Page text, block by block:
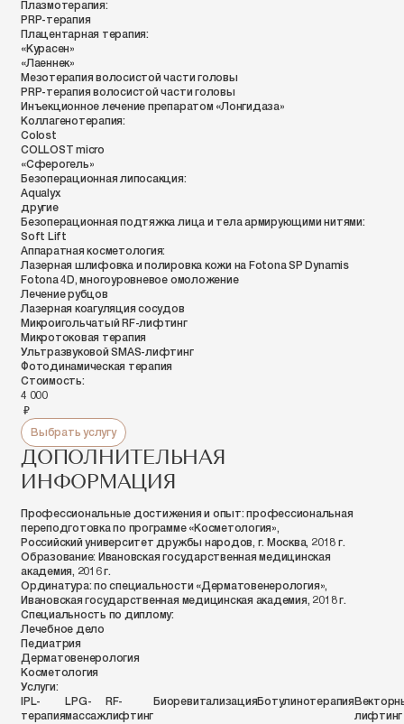
Плазмотерапия:
PRP-терапия
Плацентарная терапия:
«Курасен»
«Лаеннек»
Мезотерапия волосистой части головы
PRP-терапия волосистой части головы
Инъекционное лечение препаратом «Лонгидаза»
Коллагенотерапия:
Colost
COLLOST micro
«Сферогель»
Безоперационная липосакция:
Aqualyx
другие
Безоперационная подтяжка лица и тела армирующими нитями:
Soft Lift
Аппаратная косметология:
Лазерная шлифовка и полировка кожи на Fotona SP Dynamis
Fotona 4D, многоуровневое омоложение
Лечение рубцов
Лазерная коагуляция сосудов
МикроигольчатыйRF-лифтинг
Микротоковая терапия
УльтразвуковойSMAS-лифтинг
Фотодинамическая терапия
Стоимость:
4 000
руб.
Выбрать услугу
ДОПОЛНИТЕЛЬНАЯ
ИНФОРМАЦИЯ
Профессиональные достижения и опыт: профессиональная
переподготовка по программе «Косметология»,
Российский университет дружбы народов, г. Москва, 2018 г.
Образование: Ивановская государственная медицинская
академия, 2016 г.
Ординатура: по специальности «Дерматовенерология»,
Ивановская государственная медицинская академия, 2018 г.
Специальность по диплому:
Лечебное дело
Педиатрия
Дерматовенерология
Косметология
Услуги:
IPL-
терапия
LPG-
массаж
RF-
лифтинг
БиоревитализацияБотулинотерапия
лифтинг